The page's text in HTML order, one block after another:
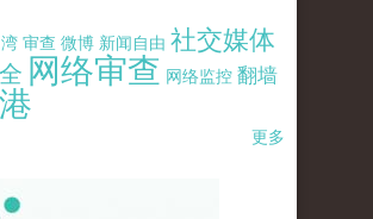
审查 微博 新闻自由 社交媒体
网络审查 网络监控 翻墙
更多
banner-mirror-site-120814.jpg